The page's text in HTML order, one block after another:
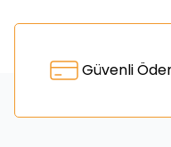
Ürün resmi
Güvenli